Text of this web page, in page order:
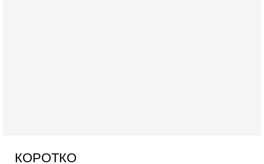
КОРОТКО
АХИ «Дракон» (Drakon), которая уже стала самой дорогой